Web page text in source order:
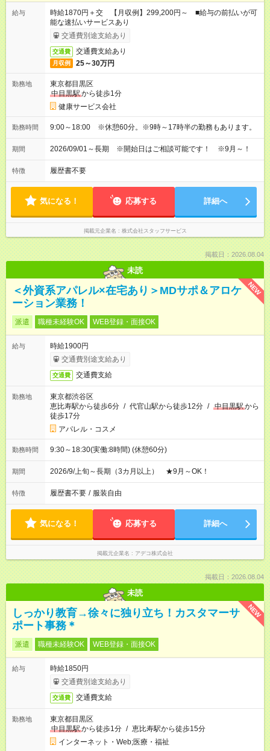
給与
時給1870円＋交 【月収例】299,200円～ ■給与の前払いが可
能な速払いサービスあり
交通費別途支給あり
交通費 交通費支給あり
月収例 25～30万円
勤務地
東京都目黒区
中目黒駅から徒歩1分
健康サービス会社
勤務時間 9:00～18:00 ※休憩60分。※9時～17時半の勤務もあります。
期間 2026/09/01～長期 ※開始日はご相談可能です！ ※9月～！
特徴 履歴書不要
気になる！ 応募する 詳細へ
掲載元企業名 株式会社スタッフサービス
掲載日：2026.08.04
未読
NEW
＜外資系アパレル×在宅あり＞MDサポ＆アロケ
ーション業務！
派遣 職種未経験OK WEB登録・面接OK
給与
時給1900円
交通費別途支給あり
交通費 交通費支給
勤務地
東京都渋谷区
恵比寿駅から徒歩6分 / 代官山駅から徒歩12分 / 中目黒駅から
徒歩17分
アパレル・コスメ
勤務時間 9:30～18:30(実働:8時間) (休憩60分)
期間 2026/9/上旬～長期（3カ月以上） ★9月～OK！
特徴 履歴書不要 / 服装自由
気になる！ 応募する 詳細へ
掲載元企業名 アデコ株式会社
掲載日：2026.08.04
未読
NEW
しっかり教育→徐々に独り立ち！カスタマーサ
ポート事務＊
派遣 職種未経験OK WEB登録・面接OK
給与
時給1850円
交通費別途支給あり
交通費 交通費支給
勤務地
東京都目黒区
中目黒駅から徒歩1分 / 恵比寿駅から徒歩15分
インターネット・Web;医療・福祉